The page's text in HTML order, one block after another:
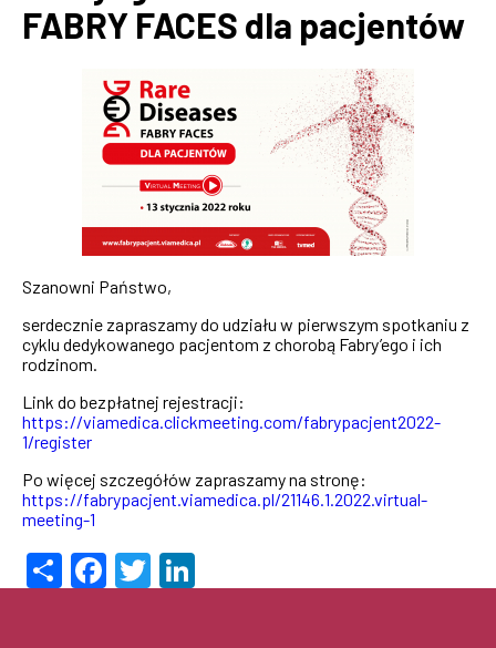
FABRY FACES dla pacjentów
Szanowni Państwo,
serdecznie zapraszamy do udziału w pierwszym spotkaniu z
cyklu dedykowanego pacjentom z chorobą Fabry’ego i ich
rodzinom.
Link do bezpłatnej rejestracji:
https://viamedica.clickmeeting.com/fabrypacjent2022-
1/register
Po więcej szczegółów zapraszamy na stronę:
https://fabrypacjent.viamedica.pl/21146.1.2022.virtual-
meeting-1
ShareFacebook
Twitter